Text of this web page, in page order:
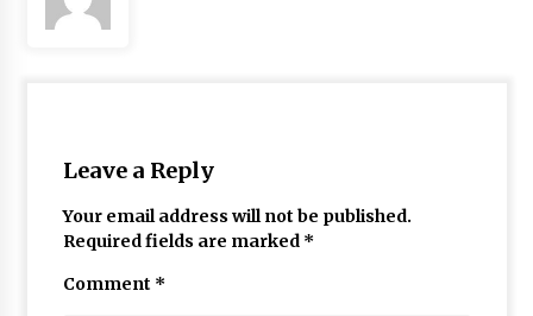
Leave a Reply
Your email address will not be published.
Required fields are marked *
Comment *